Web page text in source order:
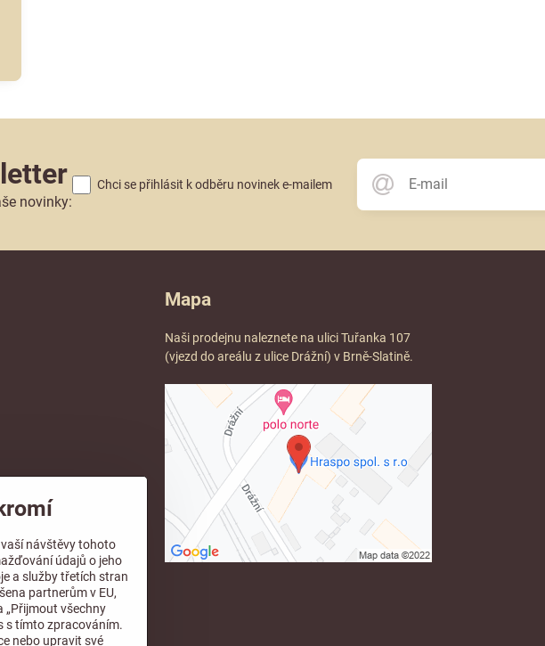
novinky:
Chci se přihlásit k odběru novinek e-mailem
Mapa
Naši prodejnu naleznete na ulici Tuřanka 107
(vjezd do areálu z ulice Drážní) v Brně-Slatině.
návštěvy tohoto
údajů o jeho
a služby třetích stran
partnerům v EU,
„Přijmout všechny
s tímto zpracováním.
nebo upravit své